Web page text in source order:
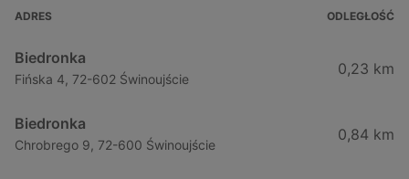
ADRES ODLEGŁOŚĆ
Biedronka
Fińska 4, 72-602 Świnoujście
0,23 km
Biedronka
Chrobrego 9, 72-600 Świnoujście
0,84 km